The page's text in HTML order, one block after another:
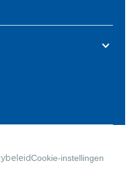
Cookie-instellingen